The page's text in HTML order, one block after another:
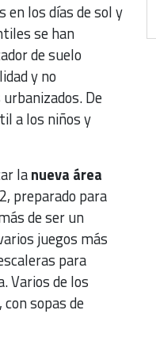
en los días de sol y
se han
de suelo
y no
De
a los niños y
lanueva área
preparado para
de ser un
juegos más
para
Varios de los
sopas de